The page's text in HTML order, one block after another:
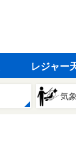
レジャー
気